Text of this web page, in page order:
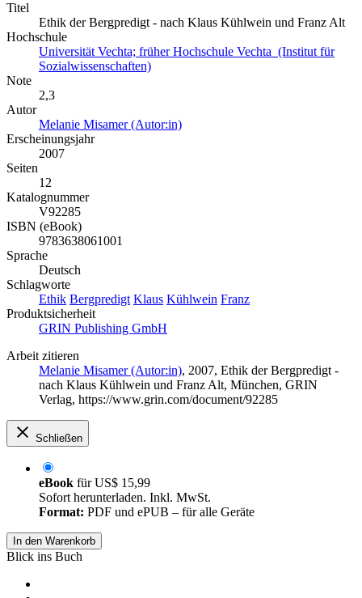
Titel
Ethik der Bergpredigt - nach Klaus Kühlwein und Franz Alt
Hochschule
Universität Vechta; früher Hochschule Vechta (Institut für
Sozialwissenschaften)
Note
2,3
Autor
Melanie Misamer (Autor:in)
Erscheinungsjahr
2007
Seiten
12
Katalognummer
V92285
ISBN (eBook)
9783638061001
Sprache
Deutsch
Schlagworte
Ethik Bergpredigt Klaus Kühlwein Franz
Produktsicherheit
GRIN Publishing GmbH
Arbeit zitieren
Melanie Misamer (Autor:in), 2007, Ethik der Bergpredigt -
nach Klaus Kühlwein und Franz Alt, München, GRIN
Verlag, https://www.grin.com/document/92285
Schließen
eBook fürUS$ 15,99
Sofort herunterladen. Inkl. MwSt.
Format: PDF und ePUB – für alle Geräte
In den Warenkorb
Blick ins Buch